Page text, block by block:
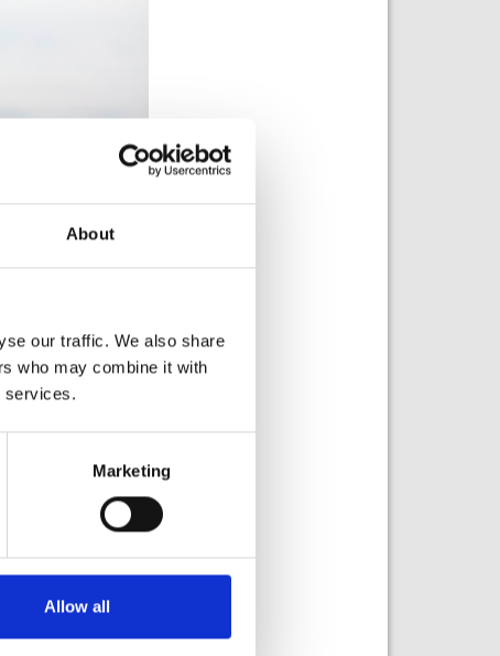
About
our traffic. We also share
who may combine it with
services.
Marketing
Allow all
patoja,
on laskenut
voi